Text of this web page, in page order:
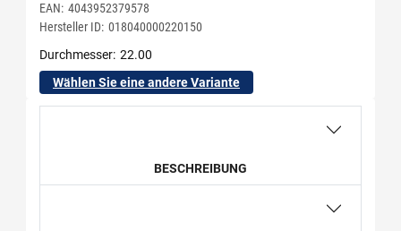
EAN: 4043952379578
Hersteller ID: 018040000220150
Durchmesser 22.00
Wählen Sie eine andere Variante
BESCHREIBUNG